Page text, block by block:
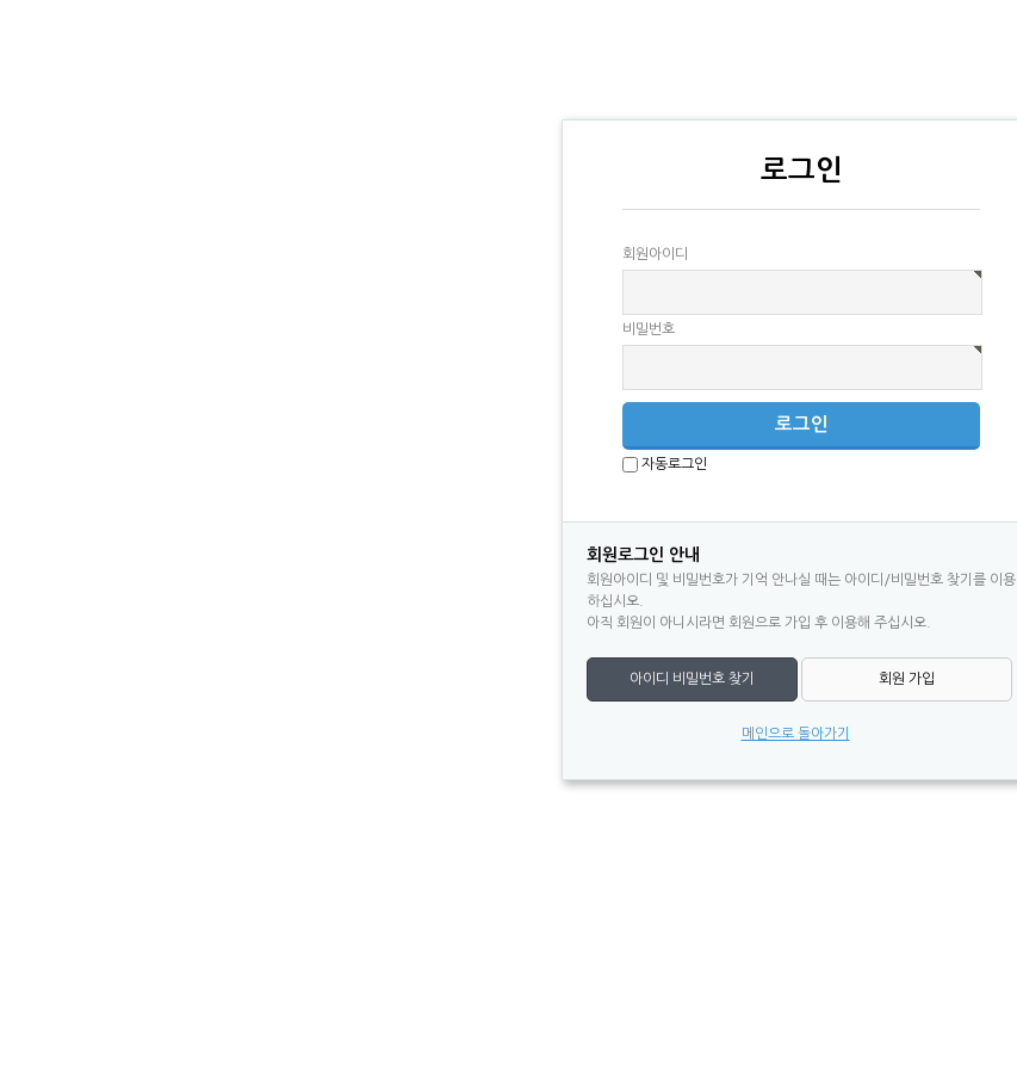
로그인
회원아이디
비밀번호
자동로그인
회원로그인 안내
회원아이디 및 비밀번호가 기억 안나실 때는 아이디/비밀번호 찾기를 이용
하십시오.
아직 회원이 아니시라면 회원으로 가입 후 이용해 주십시오.
아이디 비밀번호 찾기 회원 가입
메인으로 돌아가기